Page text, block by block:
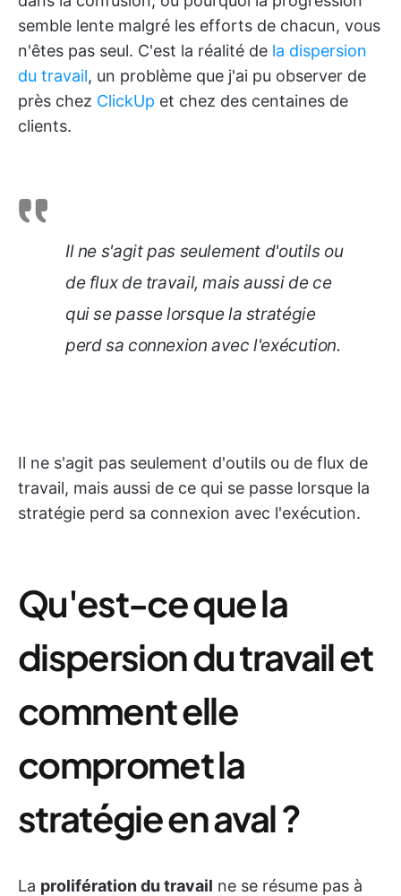
semble lente malgré les efforts de chacun, vous
n'êtes pas seul. C'est la réalité de la dispersion
du travail, un problème que j'ai pu observer de
près chez ClickUp et chez des centaines de
clients.
Il ne s'agit pas seulement d'outils ou
de flux de travail, mais aussi de ce
qui se passe lorsque la stratégie
perd sa connexion avec l'exécution.
Il ne s'agit pas seulement d'outils ou de flux de
travail, mais aussi de ce qui se passe lorsque la
stratégie perd sa connexion avec l'exécution.
Qu'est-ce que la
dispersion du travail et
comment elle
compromet la
stratégie en aval ?
La prolifération du travail ne se résume pas à